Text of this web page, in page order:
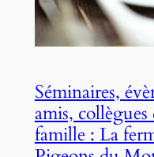
Séminaires,
amis,
famille : La